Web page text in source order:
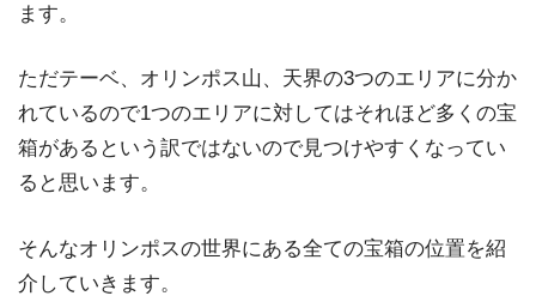
ます。
ただテーベ、オリンポス山、天界の3つのエリアに分か
れているので1つのエリアに対してはそれほど多くの宝
箱があるという訳ではないので見つけやすくなってい
ると思います。
そんなオリンポスの世界にある全ての宝箱の位置を紹
介していきます。